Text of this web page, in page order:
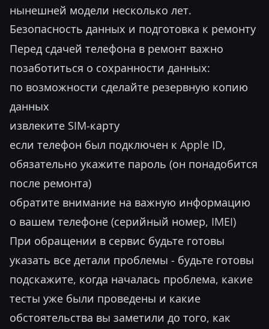
нынешней модели несколько лет.
Безопасность данных и подготовка к ремонту
Перед сдачей телефона в ремонт важно
позаботиться о сохранности данных:
по возможности сделайте резервную копию
данных
извлеките SIM-карту
если телефон был подключен к Apple ID,
обязательно укажите пароль (он понадобится
после ремонта)
обратите внимание на важную информацию
о вашем телефоне (серийный номер, IMEI)
При обращении в сервис будьте готовы
указать все детали проблемы - будьте готовы
подскажите, когда началась проблема, какие
тесты уже были проведены и какие
обстоятельства вы заметили до того, как